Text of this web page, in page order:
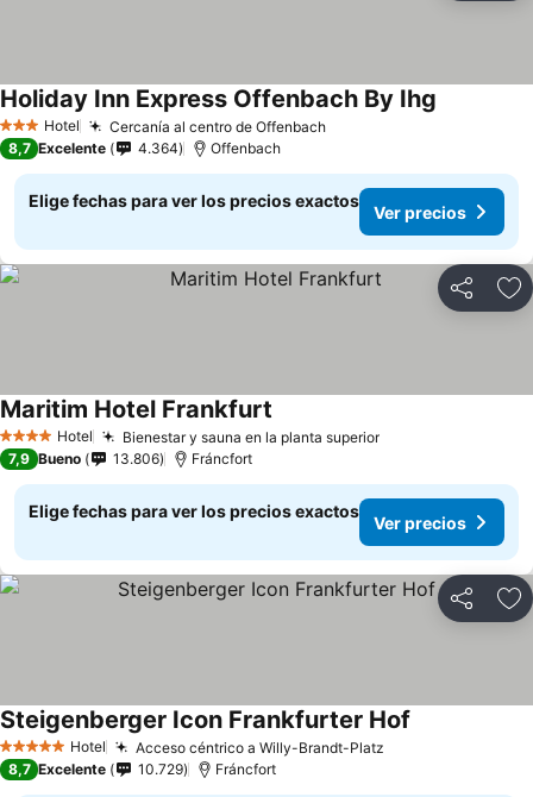
3 Estrellas
Hotel Cercanía al centro de Offenbach
Holiday Inn Express Offenbach By Ihg
8,7 Excelente 4.364 Offenbach
Elige fechas para ver los precios exactos
Ver precios
Compartir
4 EstrellasHotel Bienestar y sauna en la planta superior
Maritim Hotel Frankfurt
7,9 Bueno 13.806 Fráncfort
Elige fechas para ver los precios exactos
Ver precios
Compartir
5 Estrellas Hotel Acceso céntrico a Willy-Brandt-Platz
Steigenberger Icon Frankfurter Hof
8,7 Excelente 10.729 Fráncfort